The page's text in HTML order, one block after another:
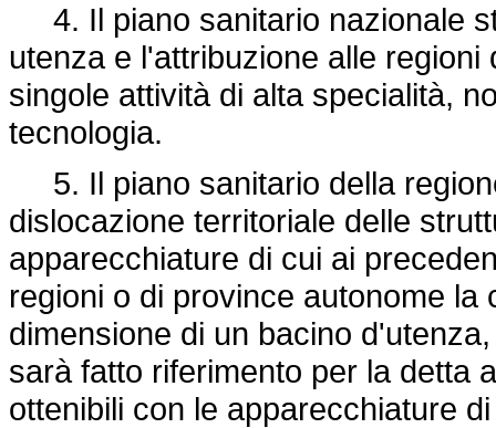
4. Il piano sanitario nazionale
utenza e l'attribuzione alle
singole attività di alta specialità,
tecnologia.
5. Il piano sanitario della
dislocazione territoriale delle
apparecchiature di cui ai
regioni o di province autonome
dimensione di un bacino
sarà fatto riferimento per la detta
ottenibili con le apparecchiature